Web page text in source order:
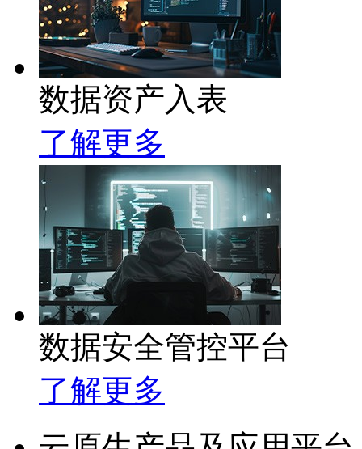
数据资产入表
了解更多
数据安全管控平台
了解更多